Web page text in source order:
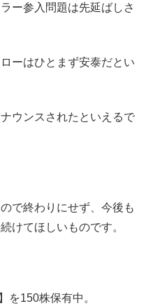
ー参入問題は先延ばしさ
ーはひとまず安泰だとい
ウンスされたといえるで
で終わりにせず、今後も
けてほしいものです。
を150株保有中。